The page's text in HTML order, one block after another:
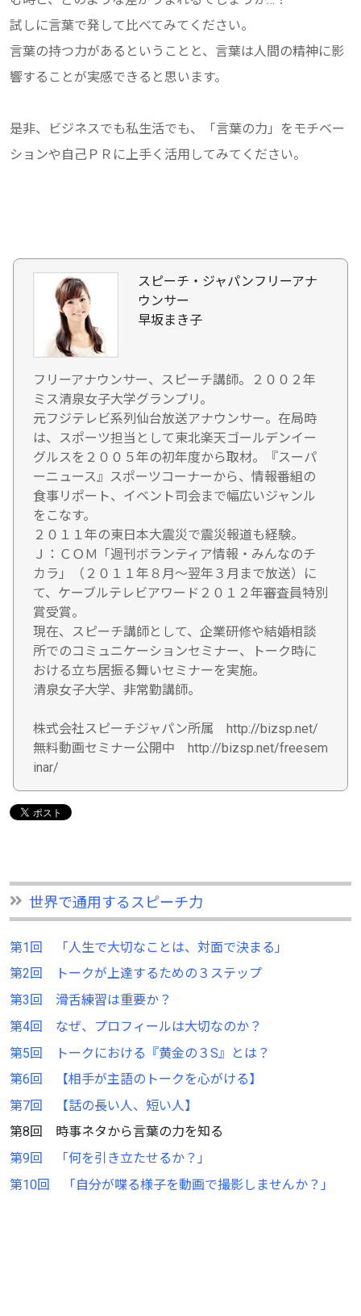
試しに言葉で発して比べてみてください。
言葉の持つ力があるということと、言葉は人間の精神に影
響することが実感できると思います。
是非、ビジネスでも私生活でも、「言葉の力」をモチベー
ションや自己ＰＲに上手く活用してみてください。
スピーチ・ジャパンフリーアナ
ウンサー
早坂まき子
フリーアナウンサー、スピーチ講師。２００２年
ミス清泉女子大学グランプリ。
元フジテレビ系列仙台放送アナウンサー。在局時
は、スポーツ担当として東北楽天ゴールデンイー
グルスを２００５年の初年度から取材。『スーパ
ーニュース』スポーツコーナーから、情報番組の
食事リポート、イベント司会まで幅広いジャンル
をこなす。
２０１１年の東日本大震災で震災報道も経験。
Ｊ：ＣＯＭ「週刊ボランティア情報・みんなのチ
カラ」（２０１１年８月～翌年３月まで放送）に
て、ケーブルテレビアワード２０１２年審査員特別
賞受賞。
現在、スピーチ講師として、企業研修や結婚相談
所でのコミュニケーションセミナー、トーク時に
おける立ち居振る舞いセミナーを実施。
清泉女子大学、非常勤講師。
株式会社スピーチジャパン所属 http://bizsp.net/
無料動画セミナー公開中 http://bizsp.net/freesem
inar/
世界で通用するスピーチ力
第1回 「人生で大切なことは、対面で決まる」
第2回 トークが上達するための３ステップ
第3回 滑舌練習は重要か？
第4回 なぜ、プロフィールは大切なのか？
第5回 トークにおける『黄金の３S』とは？
第6回 【相手が主語のトークを心がける】
第7回 【話の長い人、短い人】
第8回 時事ネタから言葉の力を知る
第9回 「何を引き立たせるか？」
第10回 「自分が喋る様子を動画で撮影しませんか？」